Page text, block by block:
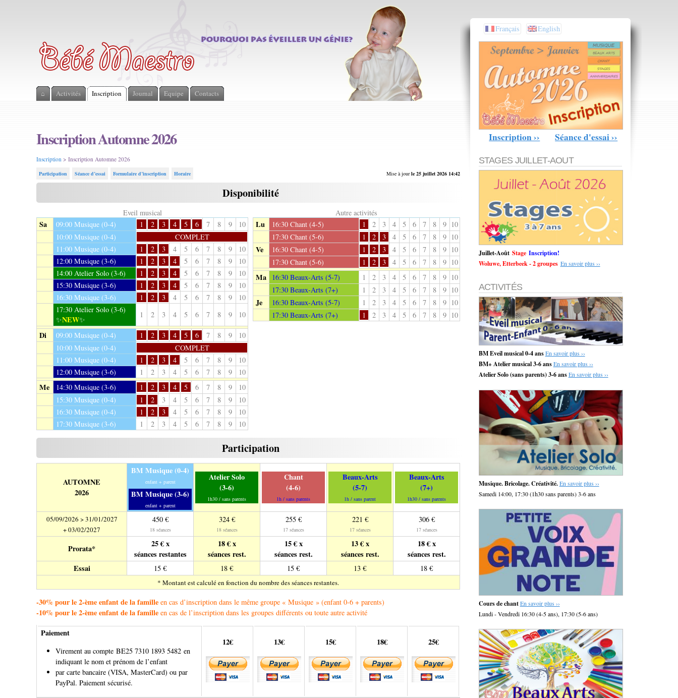
⌂ Activités Inscription Journal Equipe Contacts
Inscription Automne 2026
Inscription > Inscription Automne 2026
Mise à jourle 25 juillet 2026 14:42
Participation Séance d’essai Formulaire d’inscription Horaire
Disponibilité
Eveil musical
Sa 09:00 Musique (0-4) 1 2 3 4 5 6 7 8 9
10
10:00 Musique (0-4)
COMPLET
11:00 Musique (0-4) 1 2 3 4 5 6 7 8 9
10
12:00 Musique (3-6) 1 2 3 4 5 6 7 8 9
10
14:00 Atelier Solo (3-6) 1 2 3 4 5 6 7 8 9
10
15:30 Musique (3-6) 1 2 3 4 5 6 7 8 9
10
16:30 Musique (3-6) 1 2 3 4 5 6 7 8 9
10
17:30 Atelier Solo (3-6)
✨NEW✨
1 2 3 4 5 6 7 8 9 10
Di 09:00 Musique (0-4) 1 2 3 4 5 6 7 8 9
10
10:00 Musique (0-4)
COMPLET
11:00 Musique (0-4) 1 2 3 4 5 6 7 8 9
10
12:00 Musique (3-6) 1 2 3 4 5 6 7 8 9 10
Me 14:30 Musique (3-6) 1 2 3 4 5 6 7 8 9
10
15:30 Musique (0-4) 1 2 3 4 5 6 7 8 9
10
16:30 Musique (0-4) 1 2 3 4 5 6 7 8 9
10
17:30 Musique (3-6) 1 2 3 4 5 6 7 8 9 10
Autre activités
Lu 16:30 Chant (4-5) 1 2 3 4 5 6 7 8 9 10
17:30 Chant (5-6) 1 2 3 4 5 6 7 8 9 10
Ve 16:30 Chant (4-5) 1 2 3 4 5 6 7 8 9 10
17:30 Chant (5-6) 1 2 3 4 5 6 7 8 9 10
Ma 16:30 Beaux-Arts (5-7) 1 2 3 4 5 6 7 8 9 10
17:30 Beaux-Arts (7+) 1 2 3 4 5 6 7 8 9 10
Je 16:30 Beaux-Arts (5-7) 1 2 3 4 5 6 7 8 9 10
17:30 Beaux-Arts (7+) 1 2 3 4 5 6 7 8 9 10
Participation
AUTOMNE
2026
BM Musique (0-4)
enfant + parent
BM Musique (3-6)
enfant + parent
Atelier Solo
(3-6)
1h30 / sans parents
Chant
(4-6)
1h / sans parents
Beaux-Arts
(5-7)
1h / sans parent
Beaux-Arts
(7+)
1h30 / sans parents
05/09/2026 > 31/01/2027
+ 03/02/2027
450 €
18 séances
324 €
18 séances
255 €
17 séances
221 €
17 séances
306 €
17 séances
Prorata*
25 € x
séances restantes
18 € x
séances rest.
15 € x
séances rest.
13 € x
séances rest.
18 € x
séances rest.
Essai
15 € 18 € 15 € 13 € 18 €
* Montant est calculé en fonction du nombre des séances restantes.
-30% pour le 2-ème enfant de la famille en cas d’inscription dans le même groupe « Musique » (enfant 0-6 + parents)
-10% pour le 2-ème enfant de la famille en cas de l’inscription dans les groupes différents ou toute autre activité
Paiement
Virement au compte BE25 7310 1893 5482 en
indiquant le nom et prénom de l’enfant
par carte bancaire (VISA, MasterCard) ou par
PayPal. Paiement sécurisé.
12€ 13€ 15€ 18€ 25€
Français English
Inscription ›› Séance d'essai ››
STAGES JUILLET-AOUT
Juillet-Août Stage Inscription!
Woluwe, Etterbeek - 2 groupes En savoir plus ››
ACTIVITÉS
BM Eveil musical 0-4 ans En savoir plus ››
BM+ Atelier musical 3-6 ans En savoir plus ››
Atelier Solo (sans parents) 3-6 ans En savoir plus ››
Musique. Bricolage. Créativité. En savoir plus ››
Samedi 14:00, 17:30 (1h30 sans parents) 3-6 ans
Cours de chant En savoir plus ››
Lundi - Vendredi 16:30 (4-5 ans), 17:30 (5-6 ans)